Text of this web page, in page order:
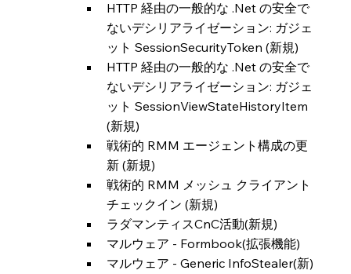
HTTP 経由の一般的な .Net の安全で
ないデシリアライゼーション: ガジェ
ット SessionSecurityToken (新規)
HTTP 経由の一般的な .Net の安全で
ないデシリアライゼーション: ガジェ
ット SessionViewStateHistoryItem
(新規)
戦術的 RMM エージェント構成の更
新 (新規)
戦術的 RMM メッシュ クライアント
チェックイン (新規)
ラダマンティスCnC活動(新規)
マルウェア - Formbook(拡張機能)
マルウェア - Generic InfoStealer(新)